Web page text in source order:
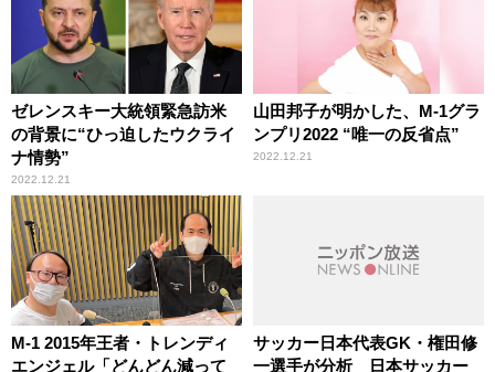
ゼレンスキー大統領緊急訪米
の背景に“ひっ迫したウクライ
ナ情勢”
2022.12.21
山田邦子が明かした、M-1グラ
ンプリ2022 “唯一の反省点”
2022.12.21
M-1 2015年王者・トレンディ
エンジェル「どんどん減って
サッカー日本代表GK・権田修
一選手が分析 日本サッカー